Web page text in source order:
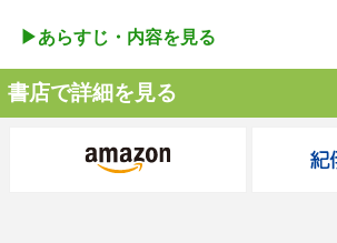
▶︎あらすじ・内容を見る
書店で詳細を見る